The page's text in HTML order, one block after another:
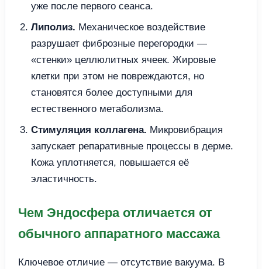
уже после первого сеанса.
Липолиз. Механическое воздействие
разрушает фиброзные перегородки —
«стенки» целлюлитных ячеек. Жировые
клетки при этом не повреждаются, но
становятся более доступными для
естественного метаболизма.
Стимуляция коллагена. Микровибрация
запускает репаративные процессы в дерме.
Кожа уплотняется, повышается её
эластичность.
Чем Эндосфера отличается от
обычного аппаратного массажа
Ключевое отличие — отсутствие вакуума. В